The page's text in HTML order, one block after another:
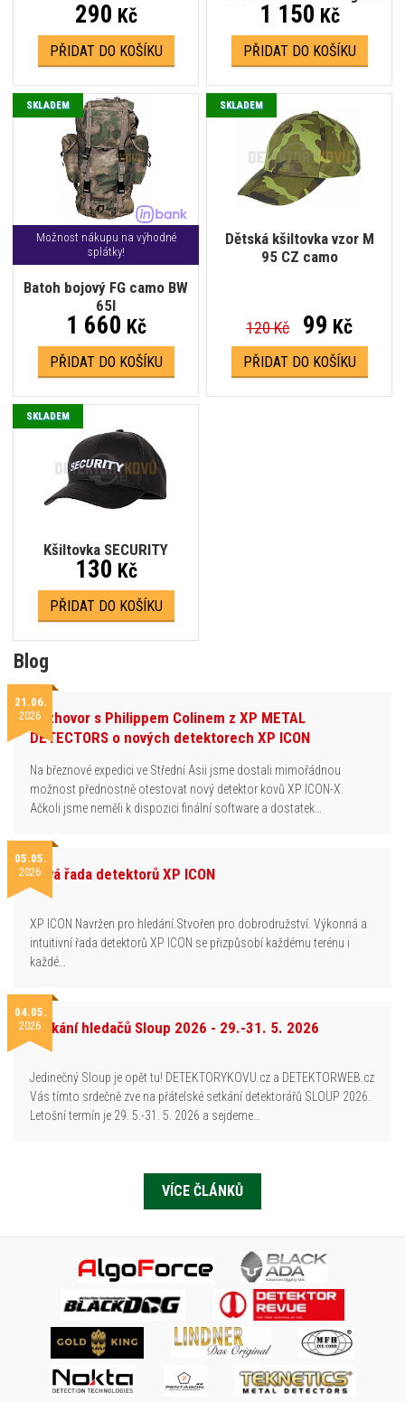
290 Kč
PŘIDAT DO KOŠÍKU
1 150 Kč
PŘIDAT DO KOŠÍKU
Možnost nákupu na výhodné
splátky!
Batoh bojový FG camo BW
65l
SKLADEM
1 660 Kč
PŘIDAT DO KOŠÍKU
Dětská kšiltovka vzor M
95 CZ camo
SKLADEM
120 Kč 99 Kč
PŘIDAT DO KOŠÍKU
Kšiltovka SECURITY
SKLADEM
130 Kč
PŘIDAT DO KOŠÍKU
Blog
21.06.
2026Rozhovor s Philippem Colinem z XP METAL
DETECTORS o nových detektorech XP ICON
Na březnové expedici ve Střední Asii jsme dostali mimořádnou
možnost přednostně otestovat nový detektor kovů XP ICON-X.
Ačkoli jsme neměli k dispozici finální software a dostatek…
05.05.
2026Nová řada detektorů XP ICON
XP ICON Navržen pro hledání.Stvořen pro dobrodružství. Výkonná a
intuitivní řada detektorů XP ICON se přizpůsobí každému terénu i
každé…
04.05.
2026Setkání hledačů Sloup 2026 - 29.-31. 5. 2026
Jedinečný Sloup je opět tu! DETEKTORYKOVU.cz a DETEKTORWEB.cz
Vás tímto srdečně zve na přátelské setkání detektorářů SLOUP 2026.
Letošní termín je 29. 5.-31. 5. 2026 a sejdeme…
VÍCE ČLÁNKŮ